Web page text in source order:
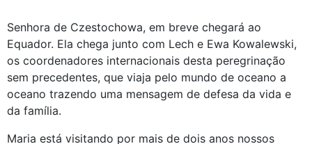
Senhora de Czestochowa, em breve chegará ao
Equador. Ela chega junto com Lech e Ewa Kowalewski,
os coordenadores internacionais desta peregrinação
sem precedentes, que viaja pelo mundo de oceano a
oceano trazendo uma mensagem de defesa da vida e
da família.
Maria está visitando por mais de dois anos nossos